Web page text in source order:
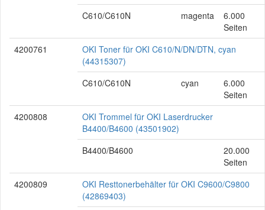
C610/C610N
magenta
6.000
Seiten
4200761
OKI Toner für OKI C610/N/DN/DTN, cyan
(44315307)
C610/C610N
cyan
6.000
Seiten
4200808
OKI Trommel für OKI Laserdrucker
B4400/B4600 (43501902)
B4400/B4600
20.000
Seiten
4200809
OKI Resttonerbehälter für OKI C9600/C9800
(42869403)